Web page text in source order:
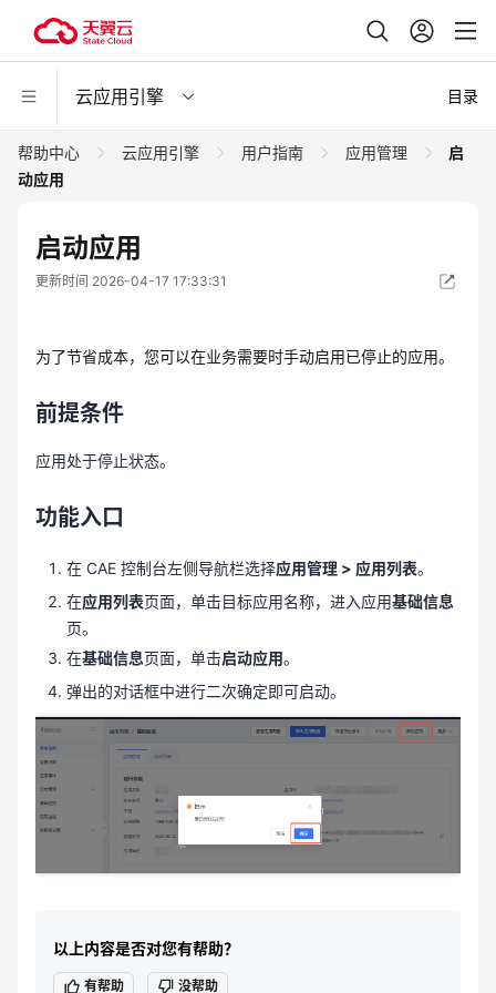
云应用引擎 目录
帮助中心 云应用引擎 用户指南 应用管理
启
动应用
启动应用
更新时间 2026-04-17 17:33:31
为了节省成本，您可以在业务需要时手动启用已停止的应用。
前提条件
应用处于停止状态。
功能入口
在 CAE 控制台左侧导航栏选择应用管理 > 应用列表。
在应用列表页面，单击目标应用名称，进入应用基础信息
页。
在基础信息页面，单击启动应用。
弹出的对话框中进行二次确定即可启动。
以上内容是否对您有帮助？
有帮助 没帮助